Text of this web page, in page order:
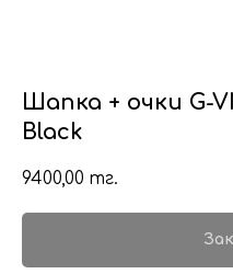
Шапка + очки G-
Black
9400,00 тг.